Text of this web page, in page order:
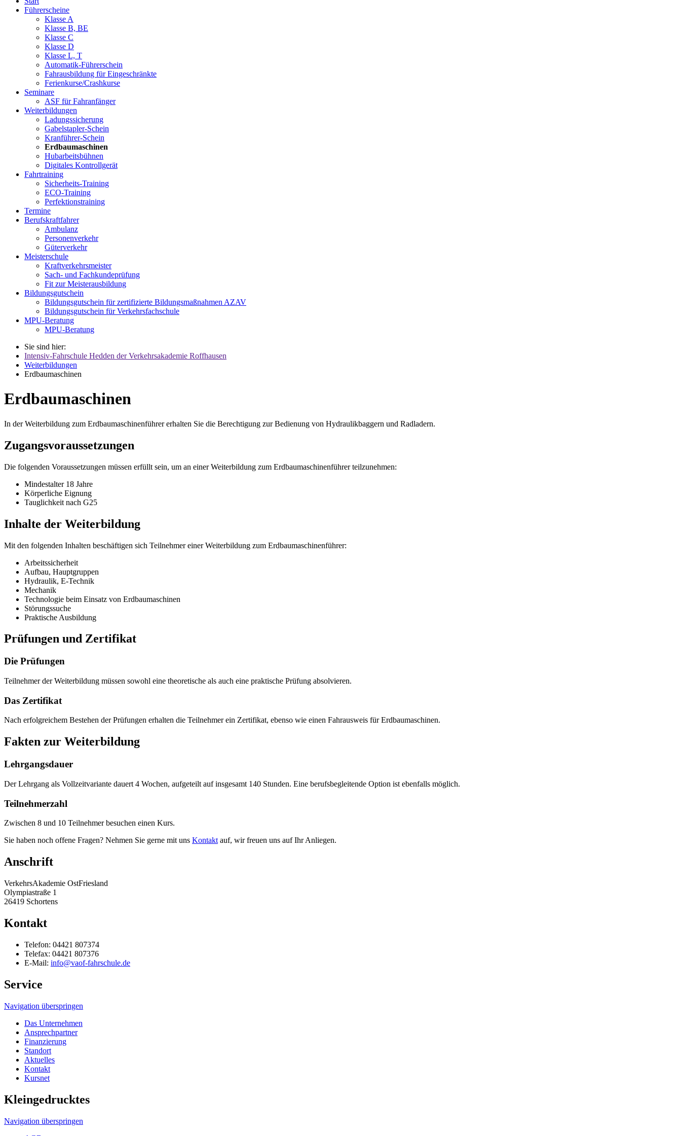
Führerscheine
Klasse A
Klasse B, BE
Klasse C
Klasse D
Klasse L, T
Automatik-Führerschein
Fahrausbildung für Eingeschränkte
Ferienkurse/Crashkurse
Seminare
ASF für Fahranfänger
Weiterbildungen
Ladungssicherung
Gabelstapler-Schein
Kranführer-Schein
Erdbaumaschinen
Hubarbeitsbühnen
Digitales Kontrollgerät
Fahrtraining
Sicherheits-Training
ECO-Training
Perfektionstraining
Termine
Berufskraftfahrer
Ambulanz
Personenverkehr
Güterverkehr
Meisterschule
Kraftverkehrsmeister
Sach- und Fachkundeprüfung
Fit zur Meisterausbildung
Bildungsgutschein
Bildungsgutschein für zertifizierte Bildungsmaßnahmen AZAV
Bildungsgutschein für Verkehrsfachschule
MPU-Beratung
MPU-Beratung
Sie sind hier:
Intensiv-Fahrschule Hedden der Verkehrsakademie Roffhausen
Weiterbildungen
Erdbaumaschinen
Erdbaumaschinen
In der Weiterbildung zum Erdbaumaschinenführer erhalten Sie die Berechtigung zur Bedienung von Hydraulikbaggern und Radladern.
Zugangsvoraussetzungen
Die folgenden Voraussetzungen müssen erfüllt sein, um an einer Weiterbildung zum Erdbaumaschinenführer teilzunehmen:
Mindestalter 18 Jahre
Körperliche Eignung
Tauglichkeit nach G25
Inhalte der Weiterbildung
Mit den folgenden Inhalten beschäftigen sich Teilnehmer einer Weiterbildung zum Erdbaumaschinenführer:
Arbeitssicherheit
Aufbau, Hauptgruppen
Hydraulik, E-Technik
Mechanik
Technologie beim Einsatz von Erdbaumaschinen
Störungssuche
Praktische Ausbildung
Prüfungen und Zertifikat
Die Prüfungen
Teilnehmer der Weiterbildung müssen sowohl eine theoretische als auch eine praktische Prüfung absolvieren.
Das Zertifikat
Nach erfolgreichem Bestehen der Prüfungen erhalten die Teilnehmer ein Zertifikat, ebenso wie einen Fahrausweis für Erdbaumaschinen.
Fakten zur Weiterbildung
Lehrgangsdauer
Der Lehrgang als Vollzeitvariante dauert 4 Wochen, aufgeteilt auf insgesamt 140 Stunden. Eine berufsbegleitende Option ist ebenfalls möglich.
Teilnehmerzahl
Zwischen 8 und 10 Teilnehmer besuchen einen Kurs.
Sie haben noch offene Fragen? Nehmen Sie gerne mit uns Kontaktauf, wir freuen uns auf Ihr Anliegen.
Anschrift
VerkehrsAkademie OstFriesland
Olympiastraße 1
26419 Schortens
Kontakt
Telefon: 04421 807374
Telefax: 04421 807376
E-Mail: info@vaof-fahrschule.de
Service
Navigation überspringen
Das Unternehmen
Ansprechpartner
Finanzierung
Standort
Aktuelles
Kontakt
Kursnet
Kleingedrucktes
Navigation überspringen